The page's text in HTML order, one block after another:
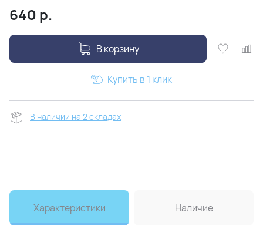
640 р.
В корзину
Купить в 1 клик
В наличии на 2 складах
Характеристики Наличие